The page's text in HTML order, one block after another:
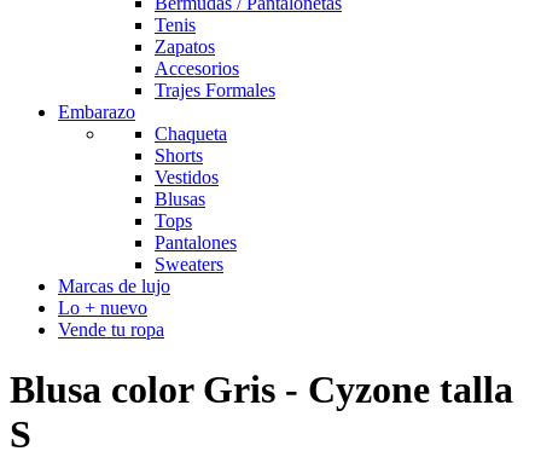
Tenis
Zapatos
Accesorios
Trajes Formales
Embarazo
Chaqueta
Shorts
Vestidos
Blusas
Tops
Pantalones
Sweaters
Marcas de lujo
Lo + nuevo
Vende tu ropa
Blusa color Gris - Cyzone talla
S